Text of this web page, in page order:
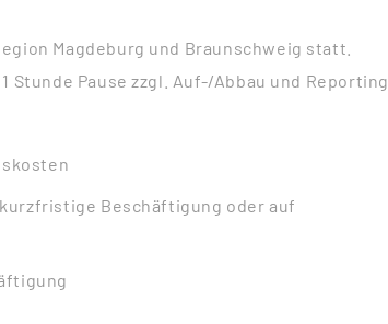
Magdeburg und Braunschweig statt.
Stunde Pause zzgl. Auf-/Abbau und Reporting
Beschäftigung oder auf